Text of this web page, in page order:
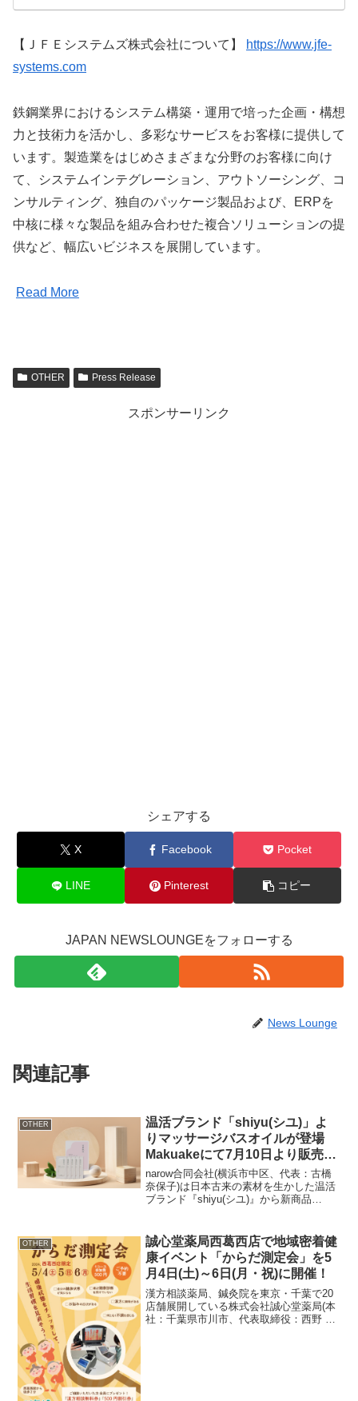
【ＪＦＥシステムズ株式会社について】
https://www.jfe-
systems.com
鉄鋼業界におけるシステム構築・運用で培った企画・構想
力と技術力を活かし、多彩なサービスをお客様に提供して
います。製造業をはじめさまざまな分野のお客様に向け
て、システムインテグレーション、アウトソーシング、コ
ンサルティング、独自のパッケージ製品および、ERPを
中核に様々な製品を組み合わせた複合ソリューションの提
供など、幅広いビジネスを展開しています。
Read More
OTHER Press Release
スポンサーリンク
シェアする
X Facebook Pocket
LINE Pinterest コピー
JAPAN NEWSLOUNGEをフォローする
News Lounge
関連記事
OTHER
温活ブランド「shiyu(シユ)」よ
りマッサージバスオイルが登場
Makuakeにて7月10日より販売開
始
narow合同会社(横浜市中区、代表：古橋
奈保子)は日本古来の素材を生かした温活
ブランド『shiyu(シユ)』から新商品
Makuakeにてプロジェクトを開始いた...
OTHER
誠心堂薬局西葛西店で地域密着健
康イベント「からだ測定会」を5
月4日(土)～6日(月・祝)に開催！
漢方相談薬局、鍼灸院を東京・千葉で20
店舗展開している株式会社誠心堂薬局(本
社：千葉県市川市、代表取締役：西野 裕